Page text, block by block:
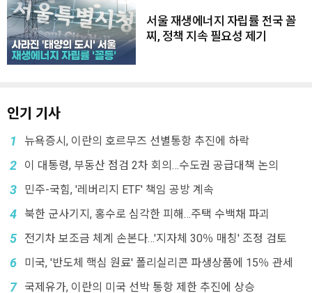
서울 재생에너지 자립률 전국 꼴
찌, 정책 지속 필요성 제기
인기 기사
1 뉴욕증시, 이란의 호르무즈 선별통항 추진에 하락
2 이 대통령, 부동산 점검 2차 회의…수도권 공급대책 논의
3 민주-국힘, '레버리지 ETF' 책임 공방 계속
4 북한 군사기지, 홍수로 심각한 피해…주택 수백채 파괴
5 전기차 보조금 체계 손본다…'지자체 30％ 매칭' 조정 검토
6 미국, '반도체 핵심 원료' 폴리실리콘 파생상품에 15％ 관세
7 국제유가, 이란의 미국 선박 통항 제한 추진에 상승